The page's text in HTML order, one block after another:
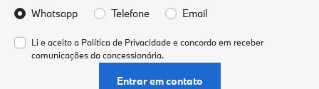
Whatsapp
Telefone Email
Li e aceito a Política de Privacidadee concordo em receber
comunicações da concessionária.
Entrar em contato